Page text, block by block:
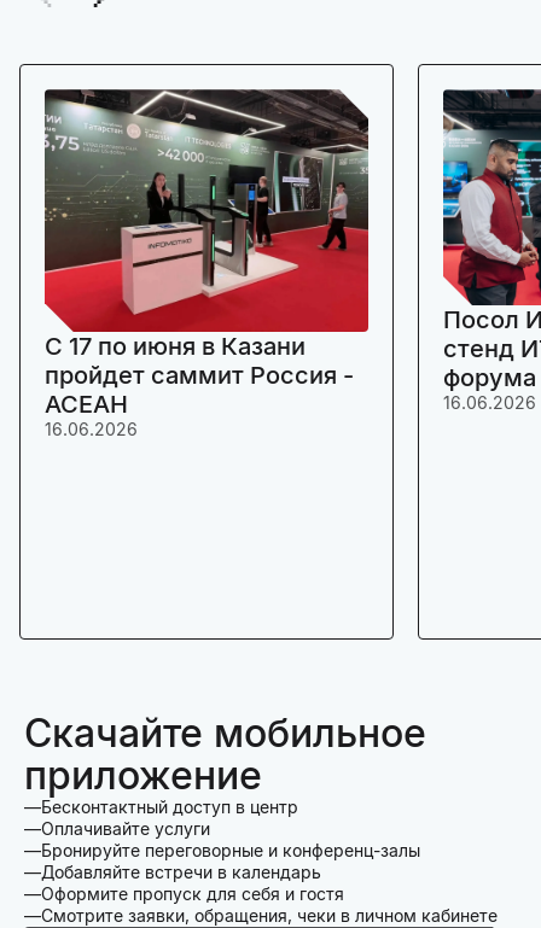
C 17 по июня в Казани
пройдет саммит Россия -
АСЕАН
16.06.2026
Посол
стенд
16.06.2026
Скачайте мобильное
приложение
Бесконтактный доступ в центр
Оплачивайте услуги
Бронируйте переговорные и конференц-залы
Добавляйте встречи в календарь
Оформите пропуск для себя и гостя
Смотрите заявки, обращения, чеки в личном кабинете